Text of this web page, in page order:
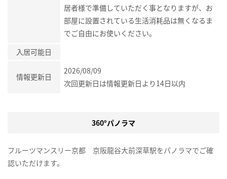
居者様で準備していただく事となりますが、お
部屋に設置されている生活消耗品は無くなるま
でご自由にお使いください。
入居可能日
情報更新日
2026/08/09
次回更新日は情報更新日より14日以内
360°パノラマ
フルーツマンスリー京都 京阪龍谷大前深草駅をパノラマでご確
認いただけます。